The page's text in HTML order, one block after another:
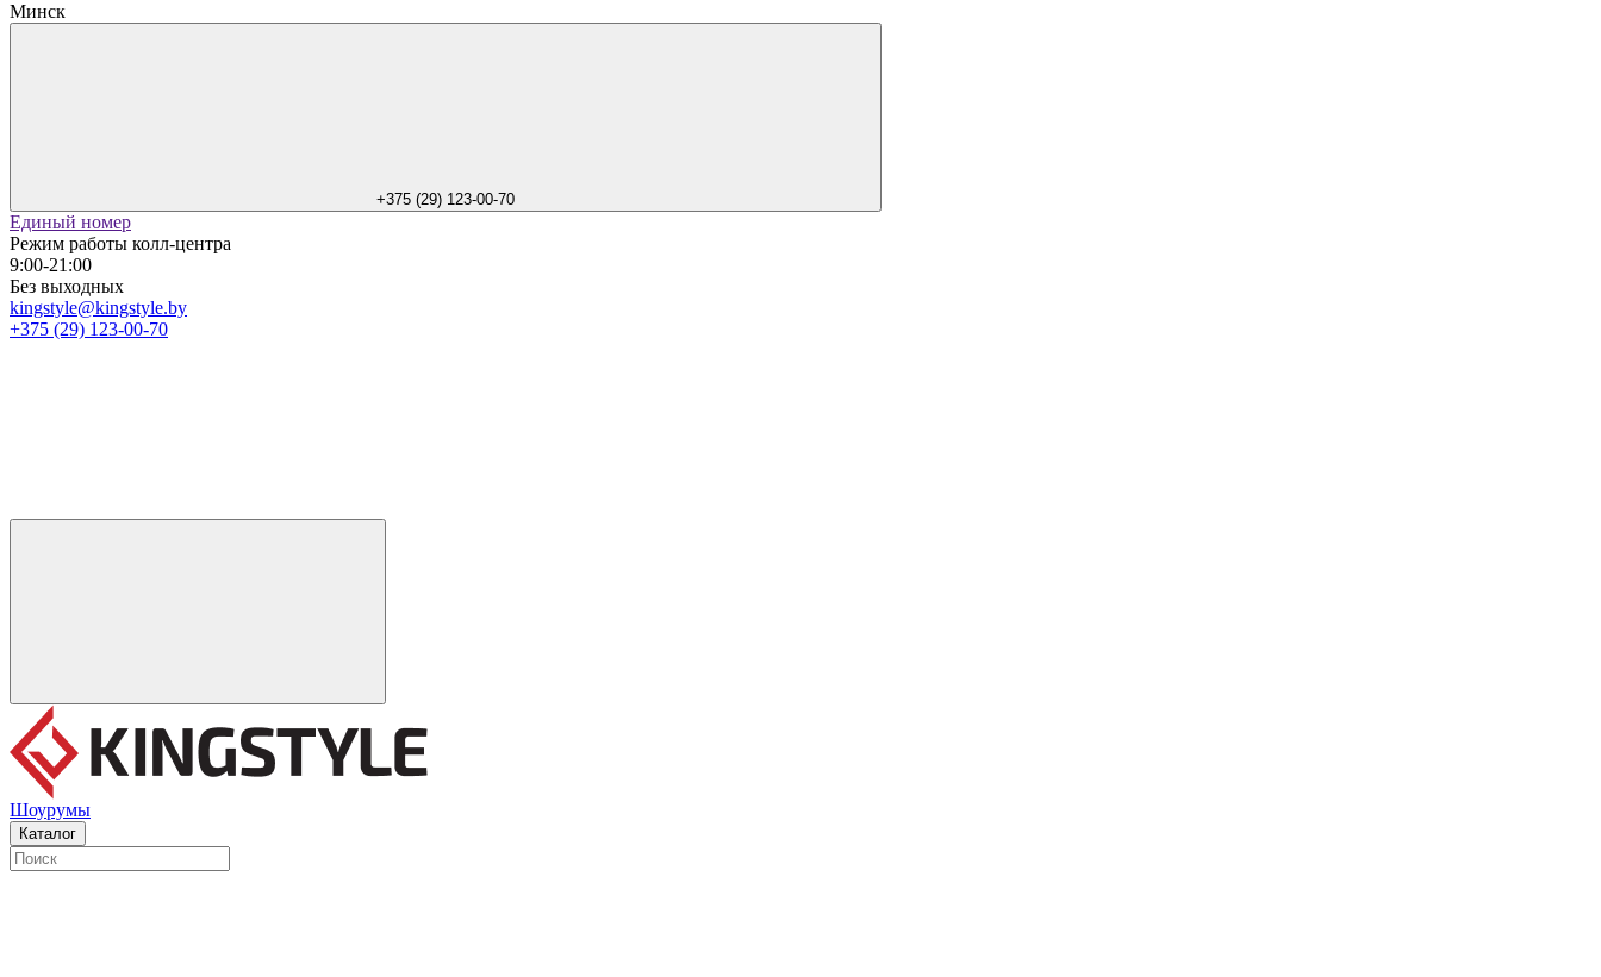
Минск
+375 (29) 123-00-70
Единый номер
Режим работы колл-центра
9:00-21:00
Без выходных
kingstyle@kingstyle.by
+375 (29) 123-00-70
Шоурумы
Каталог